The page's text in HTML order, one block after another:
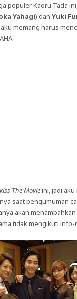
populer Kaoru Tada
Yahagi) dan Yuki
memang harus
The Movieini, jadi
saat pengumuman
akan
tidak mengikuti info-